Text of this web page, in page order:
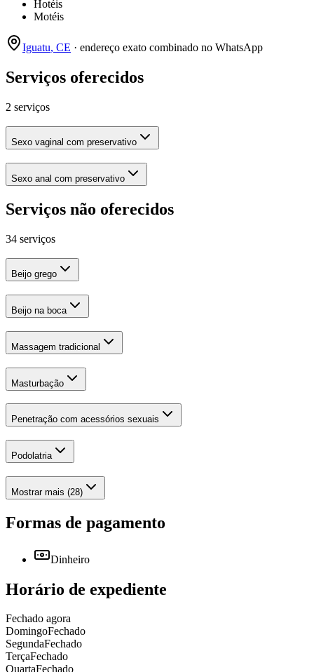
Hotéis
Motéis
Iguatu, CE · endereço exato combinado no WhatsApp
Serviços oferecidos
2 serviços
Sexo vaginal com preservativo
Sexo anal com preservativo
Serviços não oferecidos
34 serviços
Beijo grego
Beijo na boca
Massagem tradicional
Masturbação
Penetração com acessórios sexuais
Podolatria
Mostrar mais (28)
Formas de pagamento
Dinheiro
Horário de expediente
Fechado agora
DomingoFechado
SegundaFechado
TerçaFechado
QuartaFechado